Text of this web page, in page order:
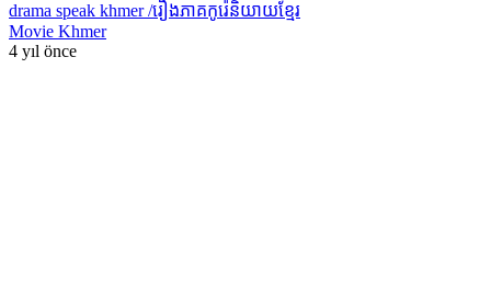
drama speak khmer /រឿងភាគកូរ៉េនិយាយខ្មែរ
Movie Khmer
4 yıl önce